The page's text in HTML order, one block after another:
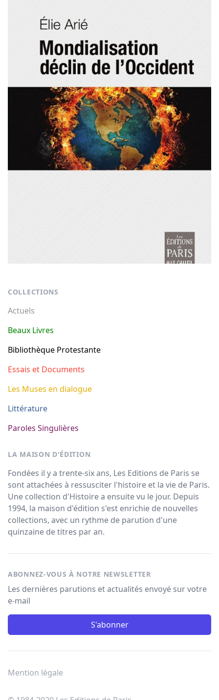
COLLECTIONS
Actuels
Beaux Livres
Bibliothèque Protestante
Essais et Documents
Les Muses en dialogue
Littérature
Paroles Singulières
LA MAISON D'ÉDITION
Fondées il y a trente-six ans, Les Editions de Paris se
sont attachées à ressusciter l'histoire et la vie de Paris.
Une collection d'Histoire a ensuite vu le jour. Depuis
1994, la maison d'édition s'est enrichie de nouvelles
collections, avec un rythme de parution d'une
quinzaine de titres par an.
ABONNEZ-VOUS À NOTRE NEWSLETTER
Les dernières parutions et actualités envoyé sur votre
e-mail
S'abonner
Mention légale